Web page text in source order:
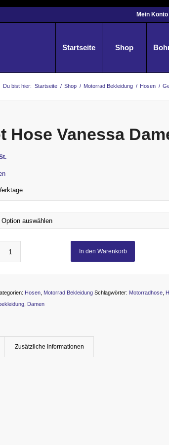
Mein Konto
Startseite Shop
Du bist hier: Startseite / Shop / Motorrad Bekleidung / Hosen /
Hose Vanessa
In den Warenkorb
Hosen, Motorrad Bekleidung Schlagwörter: Motorradhose,
, Damen
Zusätzliche Informationen